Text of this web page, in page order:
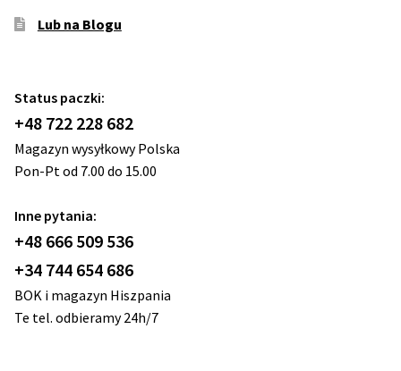
Lub na Blogu
Status paczki:
+48 722 228 682
Magazyn wysyłkowy Polska
Pon-Pt od 7.00 do 15.00
Inne pytania:
+48 666 509 536
+34 744 654 686
BOK i magazyn Hiszpania
Te tel. odbieramy 24h/7